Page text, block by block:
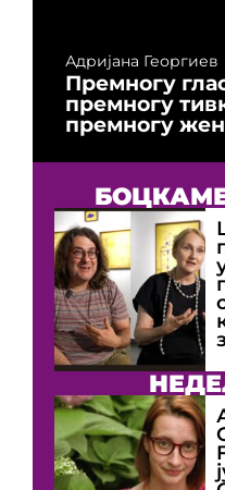
Адријана Георгиев
Премногу
премногу
премногу